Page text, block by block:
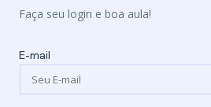
Faça seu login e boa aula!
E-mail